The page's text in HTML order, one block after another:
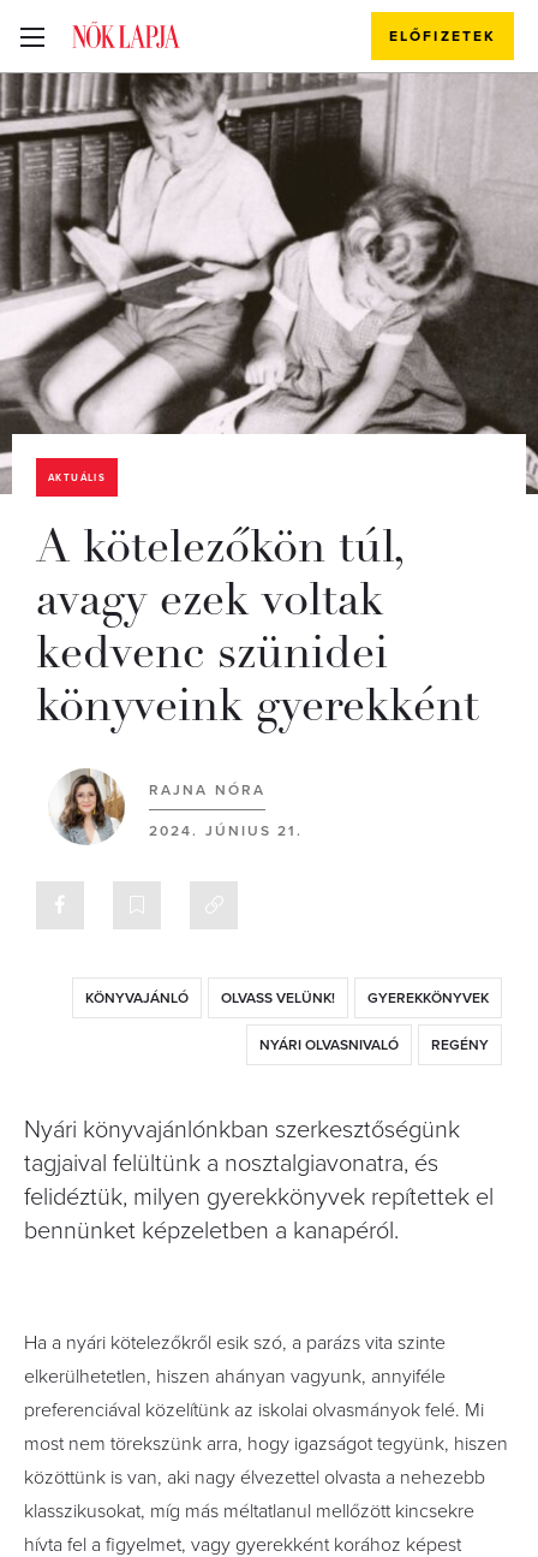
ELŐFIZETEK
AKTUÁLIS
A kötelezőkön túl,
avagy ezek voltak
kedvenc szünidei
könyveink gyerekként
RAJNA NÓRA
2024. JÚNIUS 21.
KÖNYVAJÁNLÓ OLVASS VELÜNK! GYEREKKÖNYVEK
NYÁRI OLVASNIVALÓ REGÉNY
Nyári könyvajánlónkban szerkesztőségünk
tagjaival felültünk a nosztalgiavonatra, és
felidéztük, milyen gyerekkönyvek repítettek el
bennünket képzeletben a kanapéról.
Ha a nyári kötelezőkről esik szó, a parázs vita szinte
elkerülhetetlen, hiszen ahányan vagyunk, annyiféle
preferenciával közelítünk az iskolai olvasmányok felé. Mi
most nem törekszünk arra, hogy igazságot tegyünk, hiszen
közöttünk is van, aki nagy élvezettel olvasta a nehezebb
klasszikusokat, míg más méltatlanul mellőzött kincsekre
hívta fel a figyelmet, vagy gyerekként korához képest